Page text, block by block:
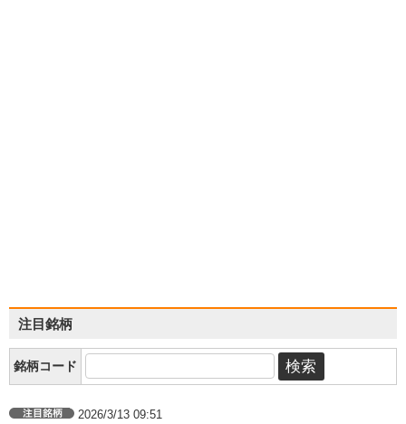
注目銘柄
銘柄コード
2026/3/13 09:51